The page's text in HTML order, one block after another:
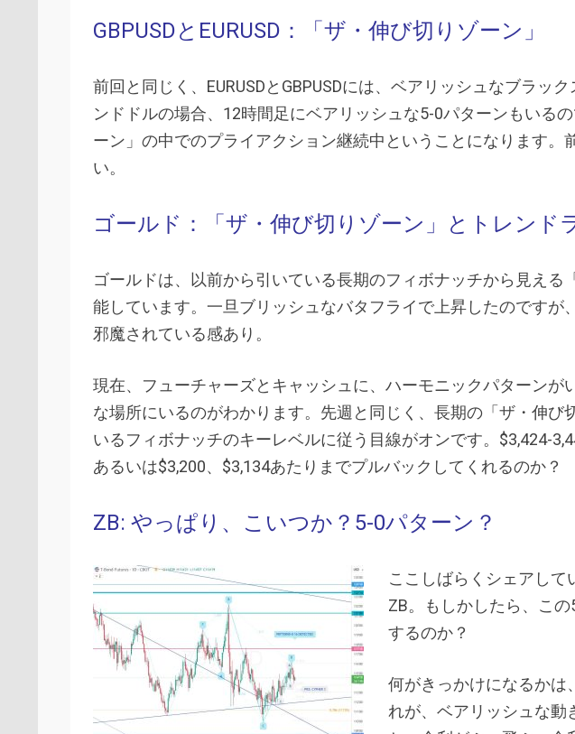
GBPUSDとEURUSD：「ザ・伸び切りゾーン」
前回と同じく、EURUSDとGBPUSDには、ベアリッシュなブラッ
ンドドルの場合、12時間足にベアリッシュな5-0パターンもいる
ーン」の中でのプライアクション継続中ということになります。
い。
ゴールド：「ザ・伸び切りゾーン」とトレンド
ゴールドは、以前から引いている長期のフィボナッチから見える
能しています。一旦ブリッシュなバタフライで上昇したのですが
邪魔されている感あり。
現在、フューチャーズとキャッシュに、ハーモニックパターンが
な場所にいるのがわかります。先週と同じく、長期の「ザ・伸び
いるフィボナッチのキーレベルに従う目線がオンです。$3,424-
あるいは$3,200、$3,134あたりまでプルバックしてくれるのか？
ZB: やっぱり、こいつか？5-0パターン？
ここしばらくシェアして
ZB。もしかしたら、こ
するのか？
何がきっかけになるかは
れが、ベアリッシュな動